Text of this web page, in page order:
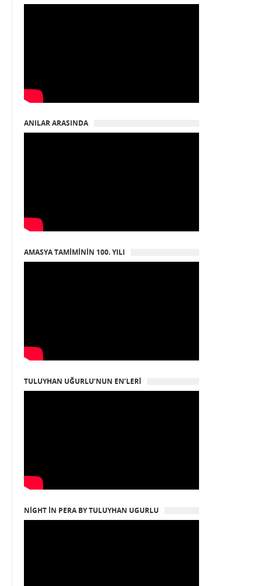
ANILAR ARASINDA
AMASYA TAMIMININ 100. YILI
TULUYHAN UĞURLU’NUN EN’LERI
NIGHT IN PERA BY TULUYHAN UGURLU